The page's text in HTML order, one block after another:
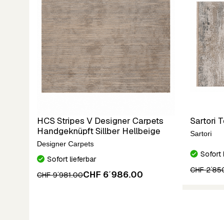
HCS Stripes V Designer Carpets
Handgeknüpft Sillber Hellbeige
Designer Carpets
Sofort lieferbar
CHF 9´981.00CHF 6´986.00
Sartori
Sartori
Sofort
CHF